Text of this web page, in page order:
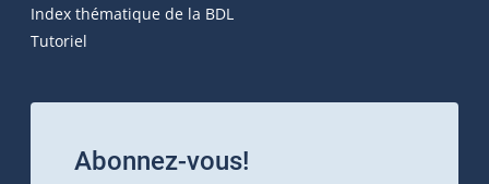
Index thématique de la BDL
Tutoriel
Abonnez-vous!